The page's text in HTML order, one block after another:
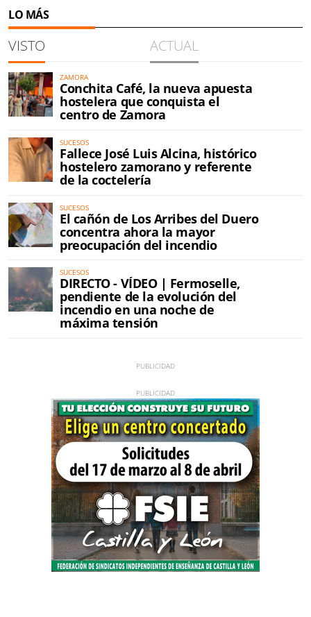
LO MÁS
VISTO ACTUAL
ZAMORA
Conchita Café, la nueva apuesta
hostelera que conquista el
centro de Zamora
SUCESOS
Fallece José Luis Alcina, histórico
hostelero zamorano y referente
de la coctelería
SUCESOS
El cañón de Los Arribes del Duero
concentra ahora la mayor
preocupación del incendio
SUCESOS
DIRECTO - VÍDEO | Fermoselle,
pendiente de la evolución del
incendio en una noche de
máxima tensión